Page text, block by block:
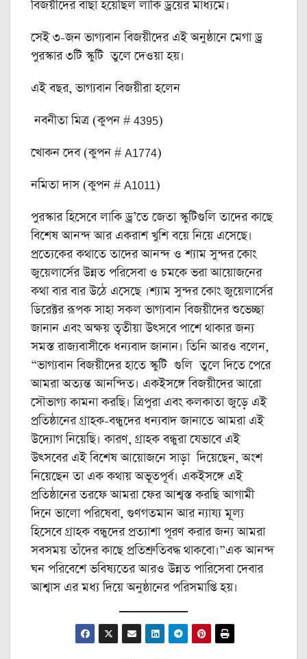
বিজয়ীদের বাছা হয়েছিল লাকি ড্রয়ের মাধ্যমে।
সেই ৩-জন ভাগ্যবান বিজয়ীদের এই অনুষ্ঠানে মেগা ড্র
পুরস্কার ৩টি স্কুটি তুলে দেওয়া হয়।
এই বছর, ভাগ্যবান বিজয়ীরা হলেন
নবনীতা মিত্র (কুপন # 4395)
খোকন দেব (কুপন # A1774)
নমিতা দাস (কুপন # A1011)
পুরস্কার হিসেবে লাকি ড্র’তে জেতা স্কুটিগুলি তাদের কাছে
বিশেষ আনন্দ আর একরাশ খুশি বয়ে নিয়ে এসেছে।
প্রত্যেকের কথাতে তাদের আনন্দ ও শ্যাম সুন্দর কোং
জুয়েলার্সের উন্নত পরিসেবা ও চমকে ভরা আয়োজনের
কথা বার বার উঠে এসেছে ।শ্যাম সুন্দর কোং জুয়েলার্সের
ডিরেক্টর রূপক সাহা সকল ভাগ্যবান বিজয়ীদের শুভেচ্ছা
জানান এবং অক্ষয় তৃতীয়া উৎসবে পাশে থাকার জন্য
সমস্ত রাজ্যবাসীকে ধন্যবাদ জানান। তিনি আরও বলেন,
“ভাগ্যবান বিজয়ীদের হাতে স্কুটি গুলি তুলে দিতে পেরে
আমরা অত্যন্ত আনন্দিত। একইসঙ্গে বিজয়ীদের আরো
সৌভাগ্য কামনা করছি। ত্রিপুরা এবং কলকাতা জুড়ে এই
প্রতিষ্ঠানের গ্রাহক-বন্ধুদের ধন্যবাদ জানাতে আমরা এই
উদ্যোগ নিয়েছি। কারণ, গ্রাহক বন্ধুরা যেভাবে এই
উৎসবের এই বিশেষ আয়োজনে সাড়া দিয়েছেন, অংশ
নিয়েছেন তা এক কথায় অভূতপূর্ব। একইসঙ্গে এই
প্রতিষ্ঠানের তরফে আমরা ফের আশ্বস্ত করছি আগামী
দিনে ভালো পরিষেবা, গুণগতমান আর ন্যায্য মূল্য
হিসেবে গ্রাহক বন্ধুদের প্রত্যাশা পূরণ করার জন্য আমরা
সবসময় তাঁদের কাছে প্রতিশ্রুতিবদ্ধ থাকবো।”এক আনন্দ
ঘন পরিবেশে ভবিষ্যতের আরও উন্নত পারিসেবা দেবার
আশ্বাস এর মধ্য দিয়ে অনুষ্ঠানের পরিসমাপ্তি হয়।